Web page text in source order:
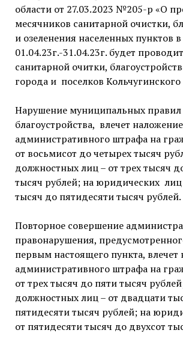
области от 27.03.2023 №205-р «О
месячников санитарной очистки,
и озеленения населенных пунктов
01.04.23г.-31.04.23г. будет
санитарной очитки,
города и поселков
Нарушение муниципальных правил
благоустройства, влечет наложение
административного штрафа на
от восьмисот до четырех тысяч
должностных лиц – от трех тысяч
тысяч рублей; на юридических лиц
тысяч до пятидесяти тысяч рублей.
Повторное совершение
правонарушения,
первым настоящего пункта, влечет
административного штрафа на
от трех тысяч до пяти тысяч
должностных лиц – от двадцати
пятидесяти тысяч рублей; на
от пятидесяти тысяч до двухсот